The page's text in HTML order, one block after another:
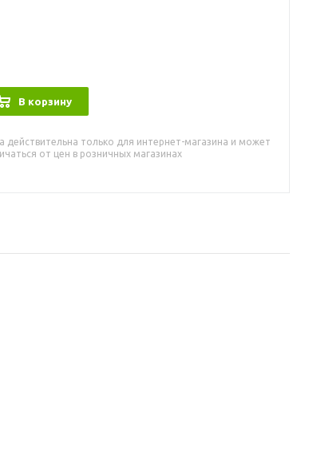
В корзину
действительна только для интернет-магазина и может
от цен в розничных магазинах